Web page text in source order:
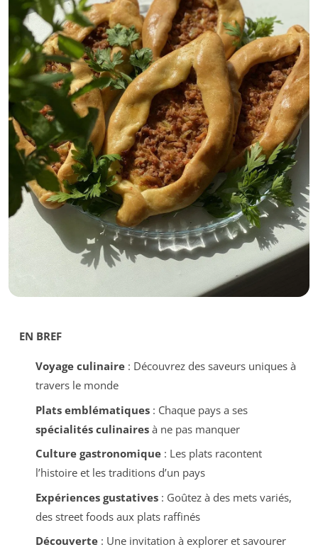
EN BREF
Voyage culinaire: Découvrez des saveurs uniques à
travers le monde
Plats emblématiques: Chaque pays a ses
spécialités culinairesà ne pas manquer
Culture gastronomique: Les plats racontent
l’histoire et les traditions d’un pays
Expériences gustatives: Goûtez à des mets variés,
des street foods aux plats raffinés
Découverte: Une invitation à explorer et savourer